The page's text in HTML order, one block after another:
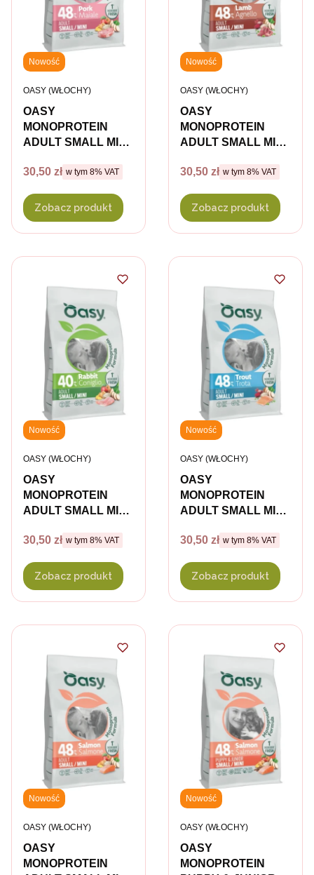
Nowość
OASY
MONOPROTEIN
ADULT SMALL MINI
pełnoporcjowa z
psów małych ras
PRODUCENT
OASY (WŁOCHY)
Cena brutto
30,50 zł w tym %s VAT
w tym 8% VAT
Zobacz produkt
Nowość
OASY
MONOPROTEIN
ADULT SMALL MINI
pełnoporcjowa z
małych ras
PRODUCENT
OASY (WŁOCHY)
Cena brutto
30,50 zł w tym %s VAT
w tym 8% VAT
Zobacz produkt
Nowość
OASY
MONOPROTEIN
ADULT SMALL MINI
pełnoporcjowa z
małych ras
PRODUCENT
OASY (WŁOCHY)
Cena brutto
30,50 zł w tym %s VAT
w tym 8% VAT
Zobacz produkt
Nowość
OASY
MONOPROTEIN
ADULT SMALL MINI
pełnoporcjowa z
małych ras
PRODUCENT
OASY (WŁOCHY)
Cena brutto
30,50 zł w tym %s VAT
w tym 8% VAT
Zobacz produkt
Nowość
OASY
MONOPROTEIN
PRODUCENT
OASY (WŁOCHY)
Nowość
OASY
MONOPROTEIN
PRODUCENT
OASY (WŁOCHY)